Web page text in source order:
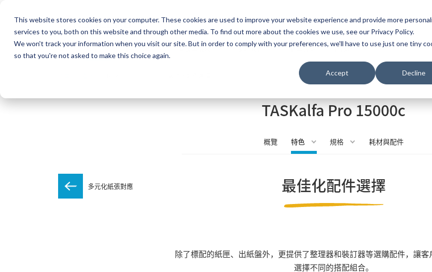
This website stores cookies on your computer. These cookies are used to improve your website experience and provide more
services to you, both on this website and through other media. To find out more about the cookies we use, see our Privacy Policy.
We won't track your information when you visit our site. But in order to comply with your preferences, we'll have to use just one tiny
so that you're not asked to make this choice again.
Accept Decline
KYOCERA Document Solutions
首頁 產品 解決方案 支援與服務 關於我們 銷售據點 合作夥伴
TASKalfa Pro 15000c
概覽 特色 規格 耗材與配件
多元化紙張對應 最佳化配件選擇
除了標配的紙匣、出紙盤外，更提供了整理器和裝訂器等選購配件，讓
選擇不同的搭配組合。